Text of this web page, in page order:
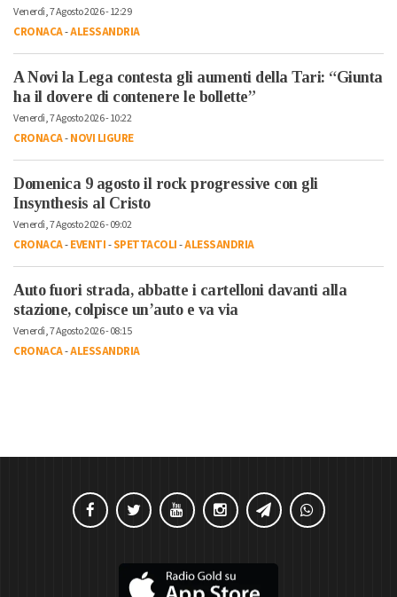
Venerdì, 7 Agosto 2026 - 12:29
CRONACA-ALESSANDRIA
A Novi la Lega contesta gli aumenti della Tari: “Giunta
ha il dovere di contenere le bollette”
Venerdì, 7 Agosto 2026 - 10:22
CRONACA-NOVI LIGURE
Domenica 9 agosto il rock progressive con gli
Insynthesis al Cristo
Venerdì, 7 Agosto 2026 - 09:02
CRONACA-EVENTI-SPETTACOLI-ALESSANDRIA
Auto fuori strada, abbatte i cartelloni davanti alla
stazione, colpisce un’auto e va via
Venerdì, 7 Agosto 2026 - 08:15
CRONACA-ALESSANDRIA